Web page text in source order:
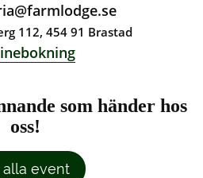
112, 454 91 Brastad
som händer hos
oss!
alla event